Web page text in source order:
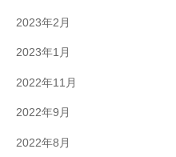
2023年2月
2023年1月
2022年11月
2022年9月
2022年8月